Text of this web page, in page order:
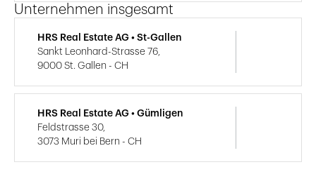
Unternehmen insgesamt
HRS Real Estate AG • St-Gallen
Sankt Leonhard-Strasse 76,
9000 St. Gallen - CH
HRS Real Estate AG • Gümligen
Feldstrasse 30,
3073 Muri bei Bern - CH